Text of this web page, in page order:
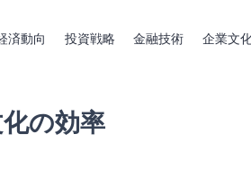
済動向 投資戦略 金融技術 企業文
の効率